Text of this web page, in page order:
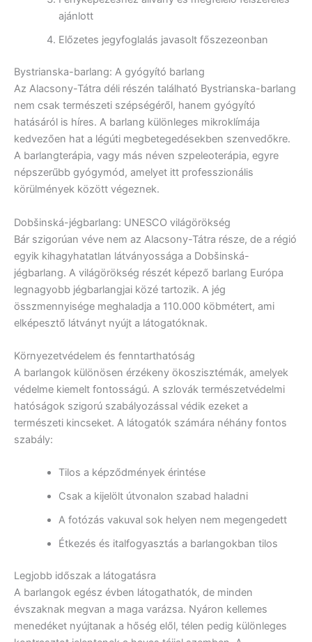
ajánlott
Előzetes jegyfoglalás javasolt főszezeonban
Bystrianska-barlang: A gyógyító barlang
Az Alacsony-Tátra déli részén található Bystrianska-barlang
nem csak természeti szépségéről, hanem gyógyító
hatásáról is híres. A barlang különleges mikroklímája
kedvezően hat a légúti megbetegedésekben szenvedőkre.
A barlangterápia, vagy más néven szpeleoterápia, egyre
népszerűbb gyógymód, amelyet itt professzionális
körülmények között végeznek.
Dobšinská-jégbarlang: UNESCO világörökség
Bár szigorúan véve nem az Alacsony-Tátra része, de a régió
egyik kihagyhatatlan látványossága a Dobšinská-
jégbarlang. A világörökség részét képező barlang Európa
legnagyobb jégbarlangjai közé tartozik. A jég
összmennyisége meghaladja a 110.000 köbmétert, ami
elképesztő látványt nyújt a látogatóknak.
Környezetvédelem és fenntarthatóság
A barlangok különösen érzékeny ökoszisztémák, amelyek
védelme kiemelt fontosságú. A szlovák természetvédelmi
hatóságok szigorú szabályozással védik ezeket a
természeti kincseket. A látogatók számára néhány fontos
szabály:
Tilos a képződmények érintése
Csak a kijelölt útvonalon szabad haladni
A fotózás vakuval sok helyen nem megengedett
Étkezés és italfogyasztás a barlangokban tilos
Legjobb időszak a látogatásra
A barlangok egész évben látogathatók, de minden
évszaknak megvan a maga varázsa. Nyáron kellemes
menedéket nyújtanak a hőség elől, télen pedig különleges